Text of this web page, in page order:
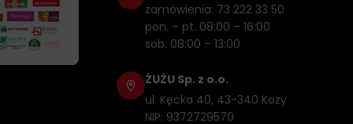
zamówienia: 73 222 33 50
pon. – pt. 08:00 – 16:00
sob. 08:00 – 13:00
ŻUŻU Sp. z o.o.
ul. Kęcka 40, 43-340 Kozy
NIP: 9372729570